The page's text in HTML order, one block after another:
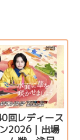
回レディース
2026｜出場